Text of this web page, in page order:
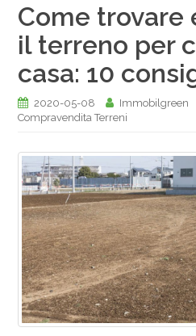
Come trovare
il terreno per
casa: 10
2020-05-08 Immobilgreen
Compravendita Terreni